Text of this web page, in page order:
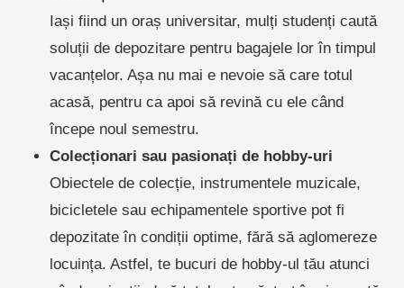
Iași fiind un oraș universitar, mulți studenți caută
soluții de depozitare pentru bagajele lor în timpul
vacanțelor. Așa nu mai e nevoie să care totul
acasă, pentru ca apoi să revină cu ele când
începe noul semestru.
Colecționari sau pasionați de hobby-uri
Obiectele de colecție, instrumentele muzicale,
bicicletele sau echipamentele sportive pot fi
depozitate în condiții optime, fără să aglomereze
locuința. Astfel, te bucuri de hobby-ul tău atunci